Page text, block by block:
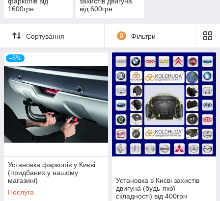
1600грн
від 600грн
Сортування 0 Фільтри
–6%
Установка фаркопів у Києві
(придбаних у нашому
магазині)
Послуга
Установка в Києві захистів
двигуна (будь-якої
складності) від 400грн